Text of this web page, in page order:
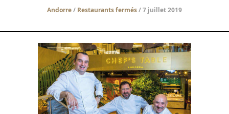
Andorre/ Restaurants fermés/ 7 juillet 2019